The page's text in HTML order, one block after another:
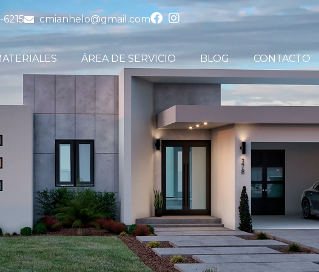
cmianhelo@gmail.com
ÁREA DE SERVICIO BLOG CONTACTO